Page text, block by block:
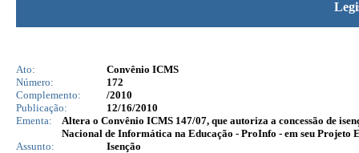
Ato:
Convênio ICMS
Número:
172
Complemento:
/2010
Publicação:
12/16/2010
Ementa:
Altera o Convênio ICMS 147/07, que autoriza a concessão de
Nacional de Informática na Educação - ProInfo - em seu
Assunto:
Isenção